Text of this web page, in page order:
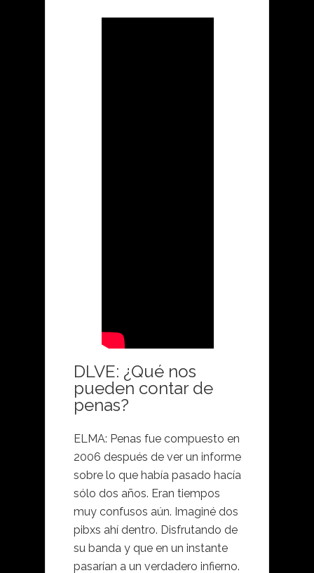
DLVE: ¿Qué nos
pueden contar de
penas?
ELMA: Penas fue compuesto en
2006 después de ver un informe
sobre lo que había pasado hacía
sólo dos años. Eran tiempos
muy confusos aún. Imaginé dos
pibxs ahí dentro. Disfrutando de
su banda y que en un instante
pasarían a un verdadero infierno.